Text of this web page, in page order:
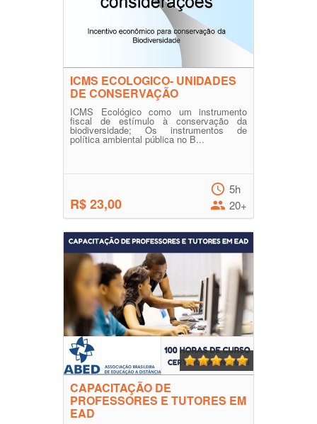
ICMS ECOLOGICO- UNIDADES
DE CONSERVAÇÃO
ICMS Ecológico como um instrumento
fiscal de estímulo à conservação da
biodiversidade; Os instrumentos de
política ambiental pública no B...
R$ 23,00
5h
20+
CAPACITAÇÃO DE
PROFESSORES E TUTORES EM
EAD